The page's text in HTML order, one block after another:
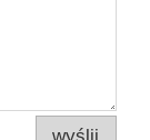
wyślij